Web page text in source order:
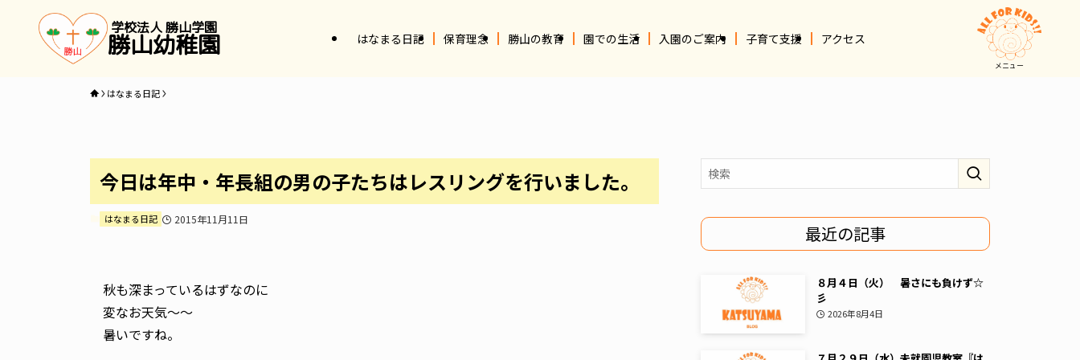
学校法人 勝山学園
勝山幼稚園 はなまる日記 保育理念 勝山の教育 園での生活 入園のご案内 子育て支援 アクセス
メニュー
はなまる日記
今日は年中・年長組の男の子たちはレスリングを行いました。
はなまる日記 2015年11月11日
秋も深まっているはずなのに
変なお天気〜〜
暑いですね。
最近の記事
８月４日（火） 暑さにも負けず☆
彡
2026年8月4日